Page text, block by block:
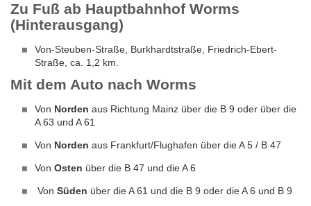
Zu Fuß ab Hauptbahnhof Worms
(Hinterausgang)
Von-Steuben-Straße, Burkhardtstraße, Friedrich-Ebert-
Straße, ca. 1,2 km.
Mit dem Auto nach Worms
Von Norden aus Richtung Mainz über die B 9 oder über die
A 63 und A 61
Von Norden aus Frankfurt/Flughafen über die A 5 / B 47
Von Osten über die B 47 und die A 6
Von Süden über die A 61 und die B 9 oder die A 6 und B 9